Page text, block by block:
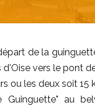
de la
vers le pont
ou les deux soit 15
Guinguette" au